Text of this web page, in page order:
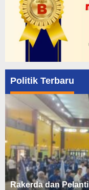
Politik Terbaru
Rakerda dan